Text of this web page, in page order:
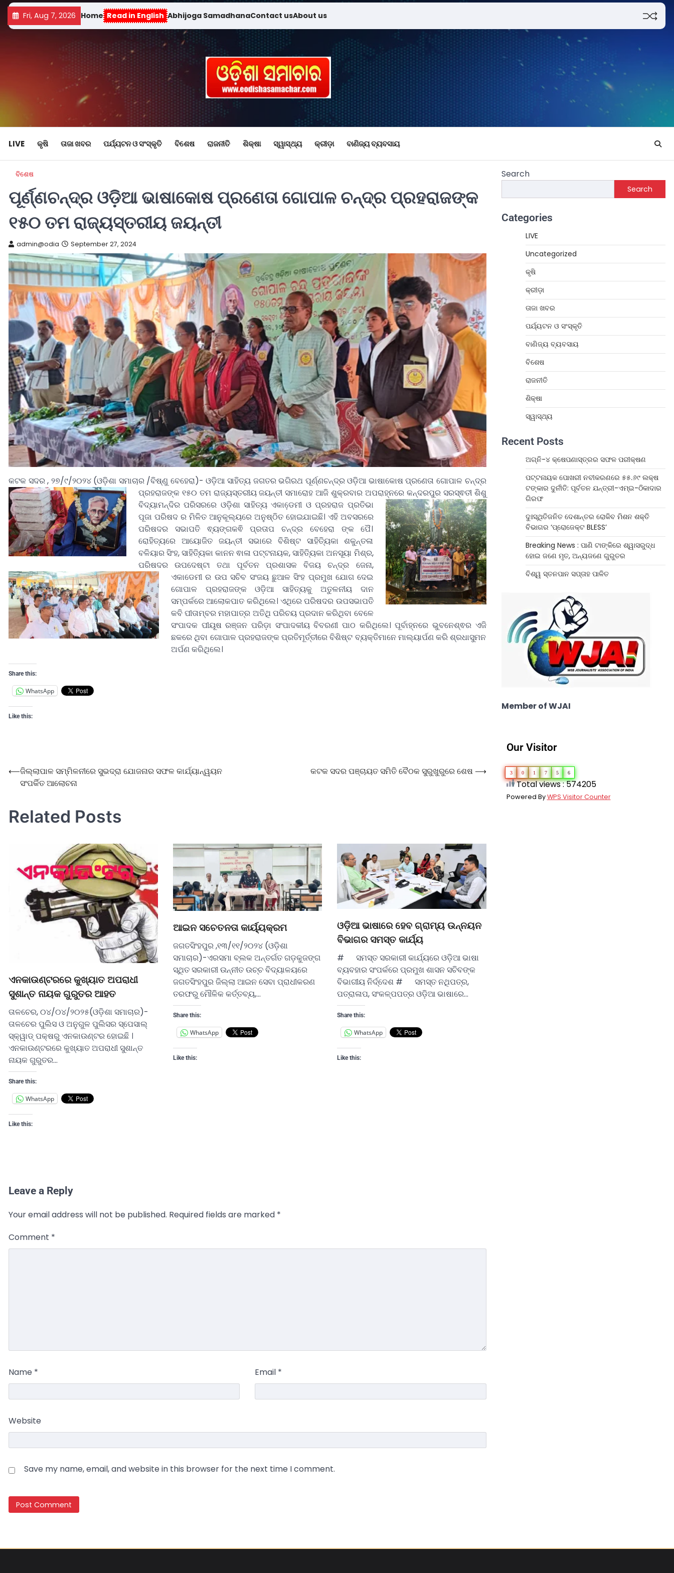
Fri, Aug 7, 2026 Home Read in English Abhijoga SamadhanaContact usAbout us
LIVE କୃଷି ତାଜା ଖବର ପର୍ଯ୍ୟଟନ ଓ ସଂସ୍କୃତି ବିଶେଷ ରାଜନୀତି ଶିକ୍ଷା ସ୍ୱାସ୍ଥ୍ୟ କ୍ରୀଡ଼ା ବାଣିଜ୍ୟ ବ୍ୟବସାୟ
ବିଶେଷ
ପୂର୍ଣ୍ଣଚନ୍ଦ୍ର ଓଡ଼ିଆ ଭାଷାକୋଷ ପ୍ରଣେତା ଗୋପାଳ ଚନ୍ଦ୍ର ପ୍ରହରାଜଙ୍କ
୧୫୦ ତମ ରାଜ୍ୟସ୍ତରୀୟ ଜୟନ୍ତୀ
admin@odia September 27, 2024
କଟକ ସଦର , ୨୭/୯/୨୦୨୪ (ଓଡ଼ିଶା ସମାଚାର /ବିଷ୍ଣୁ ବେହେରା)- ଓଡ଼ିଆ ସାହିତ୍ୟ ଜଗତର ଭଗିରଥ ପୂର୍ଣ୍ଣଚନ୍ଦ୍ର ଓଡ଼ିଆ ଭାଷାକୋଷ ପ୍ରଣେତା ଗୋପାଳ ଚନ୍ଦ୍ର
ପ୍ରହରାଜଙ୍କ ୧୫୦ ତମ ରାଜ୍ୟସ୍ତରୀୟ ଜୟନ୍ତୀ ସମାରୋହ ଆଜି ଶୁକ୍ରବାର ଅପରାହ୍ନରେକନ୍ଦରପୁର ସରସ୍ଵତୀ ଶିଶୁ
ବିଦ୍ୟାମନ୍ଦିର ପରିସରରେ ଓଡ଼ିଶା ସାହିତ୍ୟ ଏକାଡେ଼ମୀ ଓ ପ୍ରହରାଜ ପ୍ରତିଭା
ପୂଜା ପରିଷଦ ର ମିଳିତ ଆନୁକୂଲ୍ୟରେ ଅନୁଷ୍ଠିତ ହୋଇଯାଇଛି। ଏହି ଅବସରରେ
ପରିଷଦର ସଭାପତି ଵ୍ୟଙ୍ଗକଵି ପ୍ରତାପ ଚନ୍ଦ୍ର ବେହେରା ଙ୍କ ପୈ।
ରୋହିତ୍ୟରେ ଆୟୋଜିତ ଜୟନ୍ତୀ ସଭାରେ ବିଶିଷ୍ଟ ସାହିତ୍ୟିକା ଶକୁନ୍ତଳା
ବଳିୟାର ସିଂହ, ସାହିତ୍ୟିକା କାନନ ଵାଳା ପଟ୍ଟନାୟକ, ସାହିତ୍ୟିକା ଅନସୂୟା ମିଶ୍ର,
ପରିଷଦର ଉପଦେଷ୍ଟା ତଥା ପୂର୍ବତନ ପ୍ରଶାସକ ବିଜୟ ଚନ୍ଦ୍ର ଜେନା,
ଏକାଡେମୀ ର ଉପ ସଚିବ ସଂଜୟ ଛୁଆଳ ସିଂହ ପ୍ରମୁଖ ଯୋଗ ଦେଇ
ଗୋପାଳ ପ୍ରହରାଜଙ୍କ ଓଡ଼ିଆ ସାହିତ୍ୟକୁ ଅତୁଳନୀୟ ଦାନ
ସମ୍ପର୍କରେ ଆଲୋକପାତ କରିଥିଲେ। ଏଥିରେ ପରିଷଦର ଉପସଭାପତି
କବି ପୀତାମ୍ବର ମହାପାତ୍ର ଅତିଥି ପରିଚୟ ପ୍ରଦାନ କରିଥିବା ବେଳେ
ସଂପାଦକ ପୀୟୂଷ ରଞ୍ଜନ ପରିଡ଼ା ସଂପାଦକୀୟ ବିବରଣୀ ପାଠ କରିଥିଲେ। ପୂର୍ବାହ୍ନରେ ଭୁବନେଶ୍ଵର ଏଜି
ଛକରେ ଥିବା ଗୋପାଳ ପ୍ରହରାଜଙ୍କ ପ୍ରତିମୂର୍ତ୍ତୀରେ ବିଶିଷ୍ଟ ବ୍ୟକ୍ତିମାନେ ମାଲ୍ୟାର୍ପଣ କରି ଶ୍ରଧାସୁମନ
ଅର୍ପଣ କରିଥିଲେ।
Share this:
WhatsApp
Like this:
⟵ଜିଲ୍ଲାପାଳ ସମ୍ମିଳନୀରେ ସୁଭଦ୍ରା ଯୋଜନାର ସଫଳ କାର୍ଯ୍ୟାନ୍ୱୟନ
ସଂପର୍କିତ ଆଲୋଚନା
କଟକ ସଦର ପଞ୍ଚାୟତ ସମିତି ବୈଠକ ସୁରୁଖୁରୁରେ ଶେଷ ⟶
Related Posts
ଏନକାଉଣ୍ଟରରେ କୁଖ୍ୟାତ ଅପରାଧୀ
ସୁଶାନ୍ତ ନାୟକ ଗୁରୁତର ଆହତ
ତାଳଚେର, ୦୪/୦୪/୨୦୨୫(ଓଡ଼ିଶା ସମାଚାର)-
ତାଳଚେର ପୁଲିସ ଓ ଅନୁଗୁଳ ପୁଲିସର ସ୍ପେସାଲ୍
ସ୍କ୍ୱାଡ୍ ପକ୍ଷରୁ ଏନକାଉଣ୍ଟର ହୋଇଛି ।
ଏନକାଉଣ୍ଟରରେ କୁଖ୍ୟାତ ଅପରାଧୀ ସୁଶାନ୍ତ
ନାୟକ ଗୁରୁତର…
Share this:
WhatsApp
Like this:
ଆଇନ ସଚେତନତା କାର୍ୟ୍ୟକ୍ରମ
ଜଗତସିଂହପୁର ,୧୩/୧୧/୨୦୨୪ (ଓଡ଼ିଶା
ସମାଚାର)-ଏରସମା ବ୍ଲକ ଅନ୍ତର୍ଗତ ଗଡ଼କୁଜଙ୍ଗ
ସ୍ଥିତ ସରକାରୀ ଉନ୍ନୀତ ଉଚ୍ଚ ବିଦ୍ୟାଳୟରେ
ଜଗତସିଂହପୁର ଜିଲ୍ଲା ଆଇନ ସେବା ପ୍ରାଧୀକରଣ
ତରଫରୁ ମୌଳିକ କର୍ତ୍ତବ୍ୟ,…
Share this:
WhatsApp
Like this:
ଓଡ଼ିଆ ଭାଷାରେ ହେବ ଗ୍ରାମ୍ୟ ଉନ୍ନୟନ
ବିଭାଗର ସମସ୍ତ କାର୍ଯ୍ୟ
# ସମସ୍ତ ସରକାରୀ କାର୍ଯ୍ୟରେ ଓଡ଼ିଆ ଭାଷା
ବ୍ୟବହାର ସଂପର୍କରେ ପ୍ରମୁଖ ଶାସନ ସଚିବଙ୍କ
ବିଭାଗୀୟ ନିର୍ଦ୍ଦେଶ # ସମସ୍ତ ନଥିପତ୍ର,
ପତ୍ରାଳାପ, ସଂକଳ୍ପପତ୍ର ଓଡ଼ିଆ ଭାଷାରେ…
Share this:
WhatsApp
Like this:
Leave a Reply
Your email address will not be published. Required fields are marked *
Comment *
Name * Email *
Website
Save my name, email, and website in this browser for the next time I comment.
Search
Search
Categories
LIVE
Uncategorized
କୃଷି
କ୍ରୀଡ଼ା
ତାଜା ଖବର
ପର୍ଯ୍ୟଟନ ଓ ସଂସ୍କୃତି
ବାଣିଜ୍ୟ ବ୍ୟବସାୟ
ବିଶେଷ
ରାଜନୀତି
ଶିକ୍ଷା
ସ୍ୱାସ୍ଥ୍ୟ
Recent Posts
ଅଗ୍ନି-୪ କ୍ଷେପଣାସ୍ତ୍ରର ସଫଳ ପରୀକ୍ଷଣ
ପଟ୍ଟନାୟକ ପୋଖରୀ ନବୀକରଣରେ ୫୫.୬୯ ଲକ୍ଷ
ଟଙ୍କାର ଦୁର୍ନୀତି: ପୂର୍ବତନ ଯନ୍ତ୍ରୀ-ଏମ୍‌ଇ-ଠିକାଦାର
ଗିରଫ
ଦୁଃସ୍ଥିତିଜନିତ ଦେଶାନ୍ତର ରୋକିବ ମିଶନ ଶକ୍ତି
ବିଭାଗର ‘ପ୍ରୋଜେକ୍ଟ BLESS’
Breaking News : ପାଣି ଟାଙ୍କିରେ ଶ୍ୱାସରୁଦ୍ଧ
ହୋଇ ଜଣେ ମୃତ, ଅନ୍ୟଜଣେ ଗୁରୁତର
ବିଶ୍ୱ ସ୍ତନପାନ ସପ୍ତାହ ପାଳିତ
Member of WJAI
Our Visitor
3 0 1 7 5 6
Total views : 574205
Powered ByWPS Visitor Counter